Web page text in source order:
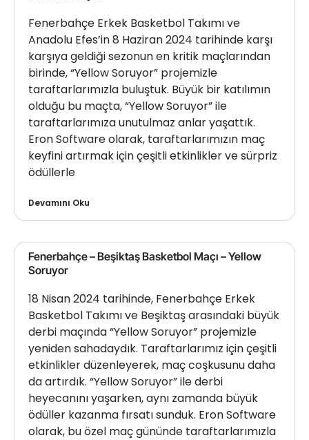
Fenerbahçe Erkek Basketbol Takımı ve
Anadolu Efes’in 8 Haziran 2024 tarihinde karşı
karşıya geldiği sezonun en kritik maçlarından
birinde, “Yellow Soruyor” projemizle
taraftarlarımızla buluştuk. Büyük bir katılımın
olduğu bu maçta, “Yellow Soruyor” ile
taraftarlarımıza unutulmaz anlar yaşattık.
Eron Software olarak, taraftarlarımızın maç
keyfini artırmak için çeşitli etkinlikler ve sürpriz
ödüllerle
Devamını Oku
Fenerbahçe – Beşiktaş Basketbol Maçı – Yellow
Soruyor
18 Nisan 2024 tarihinde, Fenerbahçe Erkek
Basketbol Takımı ve Beşiktaş arasındaki büyük
derbi maçında “Yellow Soruyor” projemizle
yeniden sahadaydık. Taraftarlarımız için çeşitli
etkinlikler düzenleyerek, maç coşkusunu daha
da artırdık. “Yellow Soruyor” ile derbi
heyecanını yaşarken, aynı zamanda büyük
ödüller kazanma fırsatı sunduk. Eron Software
olarak, bu özel maç gününde taraftarlarımızla